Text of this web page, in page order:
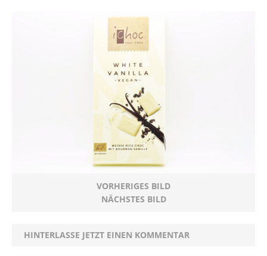
VORHERIGES BILD
NÄCHSTES BILD
HINTERLASSE JETZT EINEN KOMMENTAR